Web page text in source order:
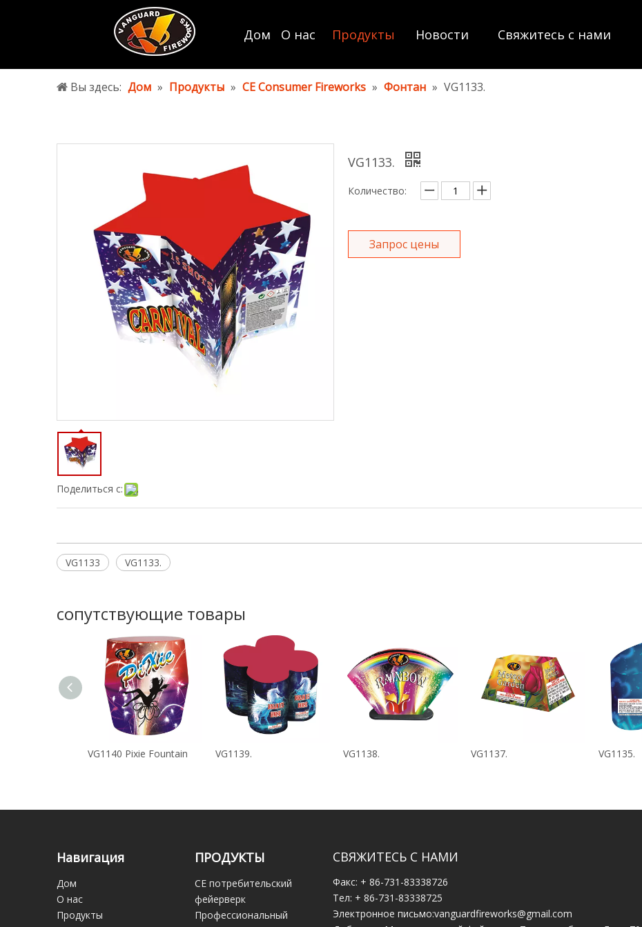
Дом О нас Продукты Новости Свяжитесь с нами
Вы здесь: Дом » Продукты » CE Consumer Fireworks » Фонтан » VG1133.
Поделиться с:
VG1133.
Количество:
Запрос цены
VG1133 VG1133.
сопутствующие товары
VG1140 Pixie Fountain VG1139. VG1138. VG1137. VG1135.
Навигация
Дом
О нас
Продукты
ПРОДУКТЫ
CE потребительский
фейерверк
Профессиональный
СВЯЖИТЕСЬ С НАМИ
Факс: + 86-731-83338726
Тел: + 86-731-83338725
Электронное письмо:vanguardfireworks@gmail.com